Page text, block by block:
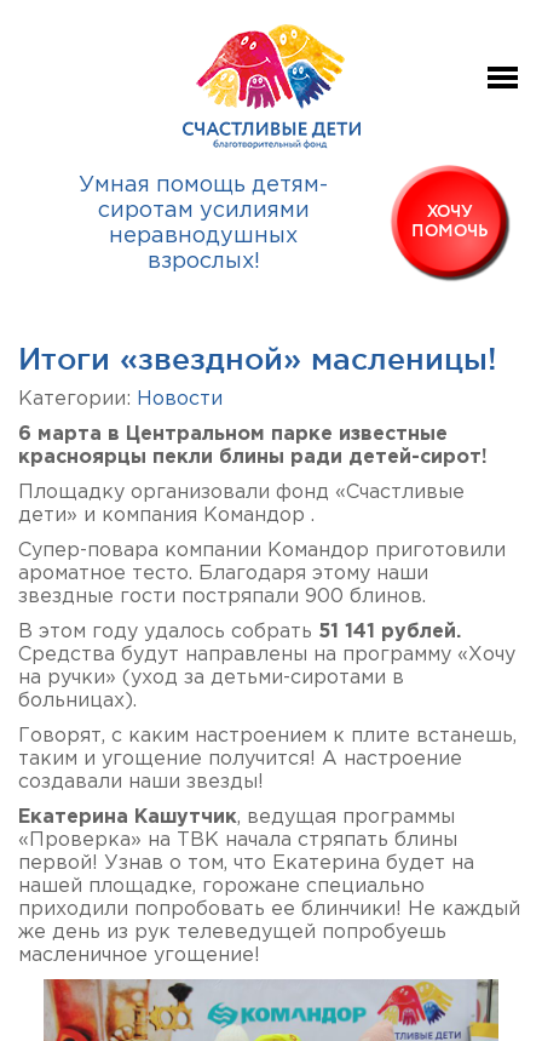
Умная помощь детям-
сиротам усилиями
неравнодушных
взрослых!
ХОЧУ
ПОМОЧЬ
Итоги «звездной» масленицы!
Категории: Новости
6 марта в Центральном парке известные
красноярцы пекли блины ради детей-сирот!
Площадку организовали фонд «Счастливые
дети» и компания Командор .
Супер-повара компании Командор приготовили
ароматное тесто. Благодаря этому наши
звездные гости постряпали 900 блинов.
В этом году удалось собрать 51 141 рублей.
Средства будут направлены на программу «Хочу
на ручки» (уход за детьми-сиротами в
больницах).
Говорят, с каким настроением к плите встанешь,
таким и угощение получится! А настроение
создавали наши звезды!
Екатерина Кашутчик, ведущая программы
«Проверка» на ТВК начала стряпать блины
первой! Узнав о том, что Екатерина будет на
нашей площадке, горожане специально
приходили попробовать ее блинчики! Не каждый
же день из рук телеведущей попробуешь
масленичное угощение!